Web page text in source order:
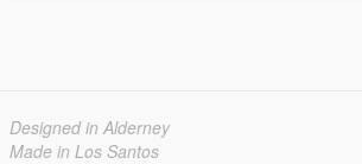
Designed in Alderney
Made in Los Santos